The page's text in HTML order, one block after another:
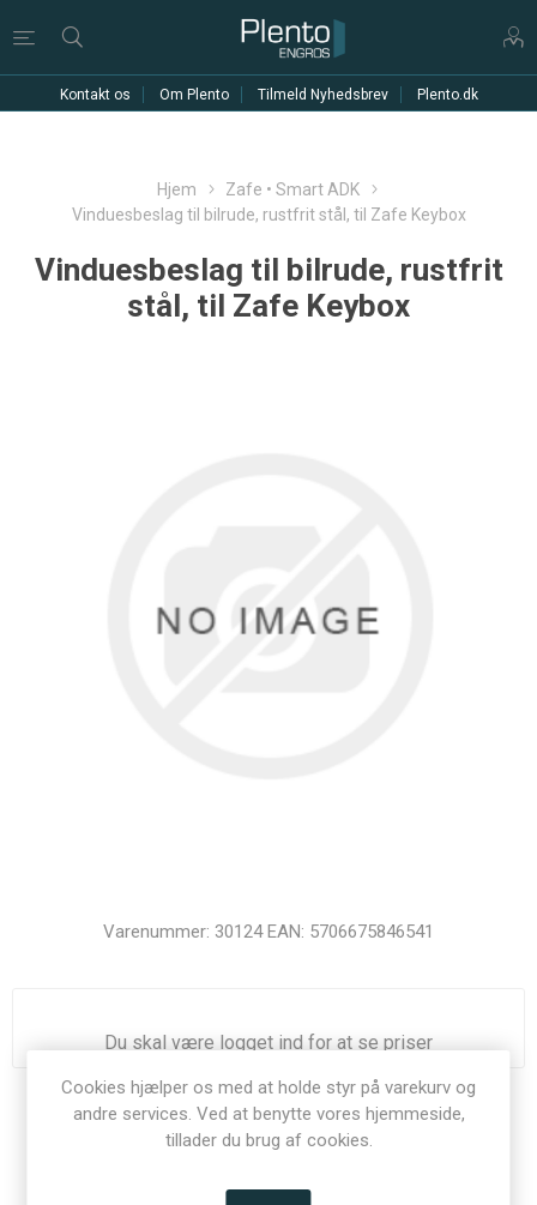
Kontakt os Om Plento Tilmeld Nyhedsbrev Plento.dk
Hjem
Zafe • Smart ADK
Vinduesbeslag til bilrude, rustfrit stål, til Zafe Keybox
Vinduesbeslag til bilrude, rustfrit
stål, til Zafe Keybox
Varenummer: 30124 EAN: 5706675846541
Du skal være logget ind for at se priser
Del:
Cookies hjælper os med at holde styr på varekurv og
andre services. Ved at benytte vores hjemmeside,
tillader du brug af cookies.